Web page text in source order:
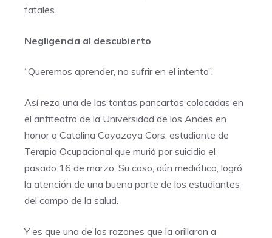
fatales.
Negligencia al descubierto
“Queremos aprender, no sufrir en el intento”.
Así reza una de las tantas pancartas colocadas en
el anfiteatro de la Universidad de los Andes en
honor a Catalina Cayazaya Cors, estudiante de
Terapia Ocupacional que murió por suicidio el
pasado 16 de marzo. Su caso, aún mediático, logró
la atención de una buena parte de los estudiantes
del campo de la salud.
Y es que una de las razones que la orillaron a